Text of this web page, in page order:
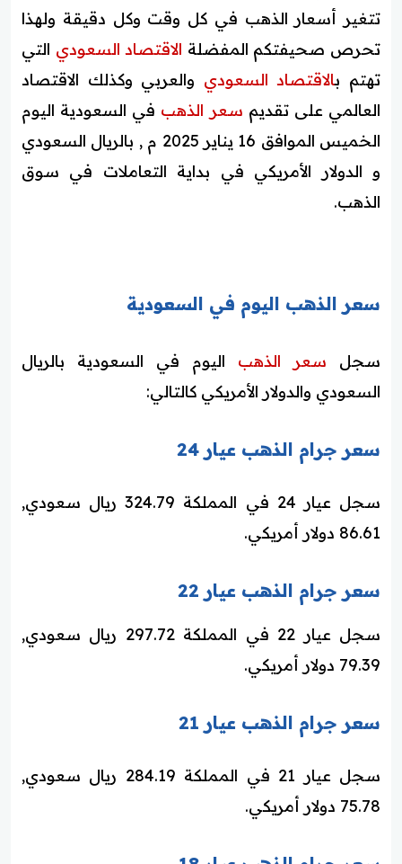
تتغير أسعار الذهب في كل وقت وكل دقيقة ولهذا
تحرص صحيفتكم المفضلة الاقتصاد السعودي التي
تهتم بالاقتصاد السعودي والعربي وكذلك الاقتصاد
العالمي على تقديم سعر الذهب في السعودية اليوم
الخميس الموافق 16 يناير 2025 م , بالريال السعودي
و الدولار الأمريكي في بداية التعاملات في سوق
الذهب.
سعر الذهب اليوم في السعودية
سجل سعر الذهب اليوم في السعودية بالريال
السعودي والدولار الأمريكي كالتالي:
سعر جرام الذهب عيار 24
سجل عيار 24 في المملكة 324.79 ريال سعودي,
86.61 دولار أمريكي.
سعر جرام الذهب عيار 22
سجل عيار 22 في المملكة 297.72 ريال سعودي,
79.39 دولار أمريكي.
سعر جرام الذهب عيار 21
سجل عيار 21 في المملكة 284.19 ريال سعودي,
75.78 دولار أمريكي.